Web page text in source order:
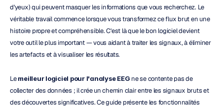
d'yeux) qui peuvent masquer les informations que vous recherchez. Le
véritable travail commence lorsque vous transformez ce flux brut en une
histoire propre et compréhensible. C'est là que le bon logiciel devient
votre outil le plus important — vous aidant à traiter les signaux, à éliminer
les artefacts et à visualiser les résultats.
Le meilleur logiciel pour l'analyse EEG ne se contente pas de
collecter des données ; il crée un chemin clair entre les signaux bruts et
des découvertes significatives. Ce guide présente les fonctionnalités